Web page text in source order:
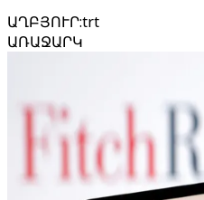
ԱՂԲՅՈՒՐ:trt
ԱՌԱՋԱՐԿ